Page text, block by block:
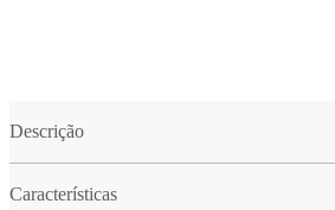
Descrição
Características